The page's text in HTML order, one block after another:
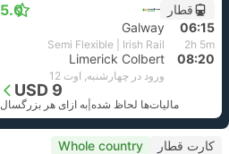
قطار
5.0
06:15
Galway
2h 5m
Semi Flexible | Irish Rail
08:20
Limerick Colbert
ورود در چهارشنبه, اوت 12
USD 9
مالیات‌ها لحاظ شده به ازای هر بزرگسال
کارت قطار
Whole country